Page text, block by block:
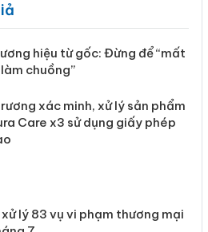
thương hiệu từ gốc: Đừng để
mới lo làm chuồng”